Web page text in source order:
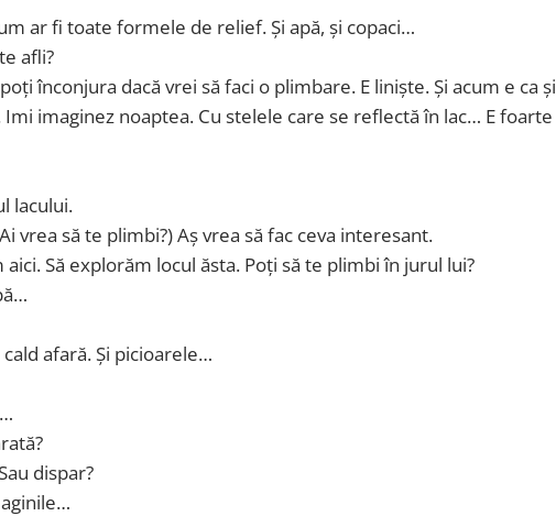
ar fi toate formele de relief. Și apă, și copaci…
afli?
înconjura dacă vrei să faci o plimbare. E liniște. Și acum e ca și
imaginez noaptea. Cu stelele care se reflectă în lac… E foarte
lacului.
vrea să te plimbi?) Aș vrea să fac ceva interesant.
Să explorăm locul ăsta. Poți să te plimbi în jurul lui?
afară. Și picioarele…
dispar?